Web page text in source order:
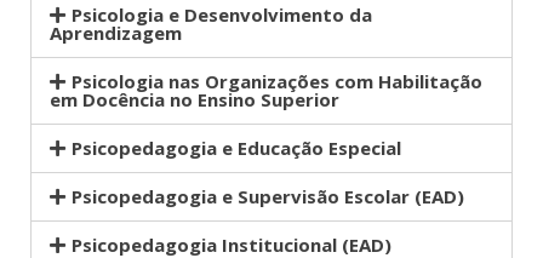
Psicologia e Desenvolvimento da
Aprendizagem
Psicologia nas Organizações com Habilitação
em Docência no Ensino Superior
Psicopedagogia e Educação Especial
Psicopedagogia e Supervisão Escolar (EAD)
Psicopedagogia Institucional (EAD)